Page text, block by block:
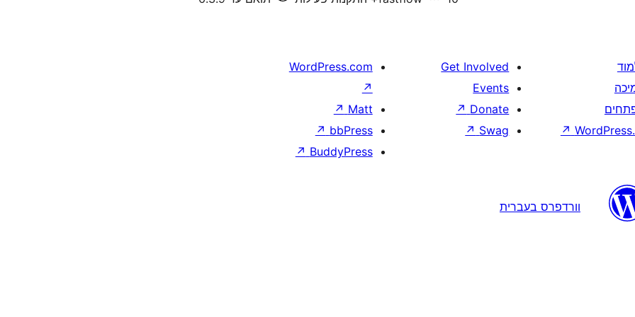
↗
Get Involved
Events
Donate
↗
Swag
↗
WordPress.com
↗
Matt
↗
bbPress
↗
BuddyPress
↗
וורדפרס בעברית